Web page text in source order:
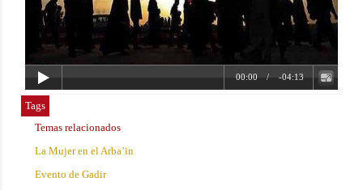
Tags
Temas relacionados
La Mujer en el Arba’in
Evento de Gadir